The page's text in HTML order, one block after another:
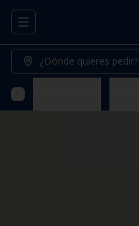
Abrir menu de navegación
¿Dónde quieres pedir?